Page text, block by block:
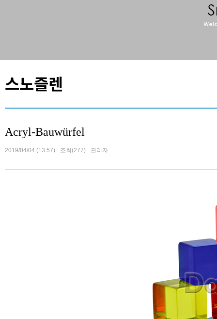
스노즐렌
Acryl-Bauwürfel
2019/04/04 (13:57) 조회(277) 관리자